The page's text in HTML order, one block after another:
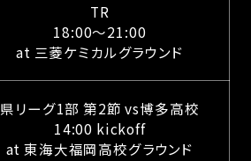
TR
18:00〜21:00
at 三菱ケミカルグラウンド
県リーグ1部 第2節 vs博多高校
14:00 kickoff
at 東海大福岡高校グラウンド